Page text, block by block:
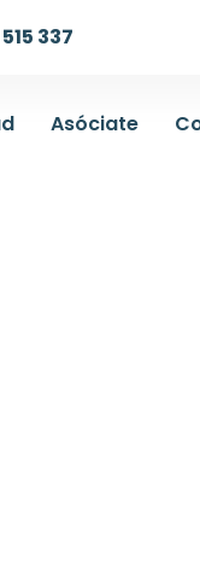
337
Asóciate